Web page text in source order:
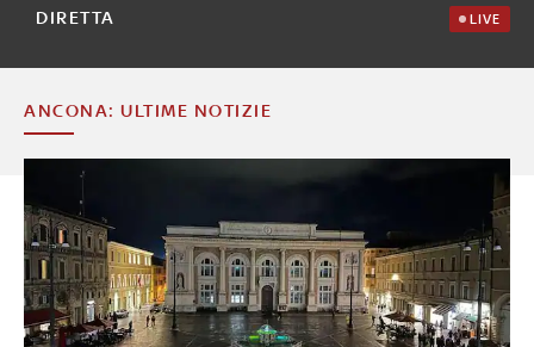
DIRETTA LIVE
ANCONA: ULTIME NOTIZIE